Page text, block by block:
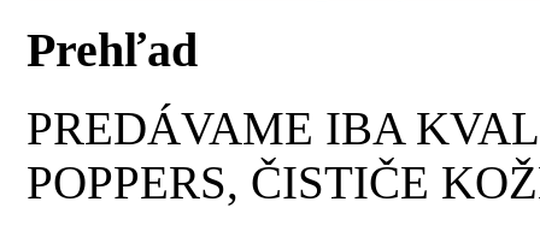
Prehľad
PREDÁVAME IBA
POPPERS, ČISTIČE